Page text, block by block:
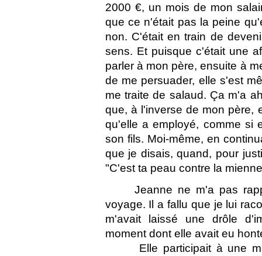
2000 €, un mois de mon
que ce n'était pas la peine
non. C'était en train de
sens. Et puisque c'était une
parler à mon père, ensuite à
de me persuader, elle s'est
me traite de salaud. Ça m'a
que, à l'inverse de mon père,
qu'elle a employé, comme si
son fils. Moi-même, en
que je disais, quand, pour
"C'est ta peau contre la
Jeanne ne m'a pas
voyage. Il a fallu que je lui
m'avait laissé une drôle
moment dont elle avait eu
Elle participait à une